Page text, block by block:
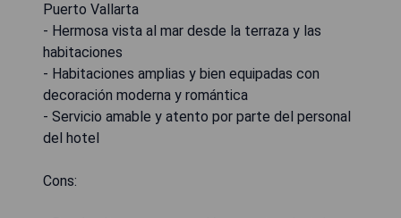
Puerto Vallarta
- Hermosa vista al mar desde la terraza y las
habitaciones
- Habitaciones amplias y bien equipadas con
decoración moderna y romántica
- Servicio amable y atento por parte del personal
del hotel
Cons: